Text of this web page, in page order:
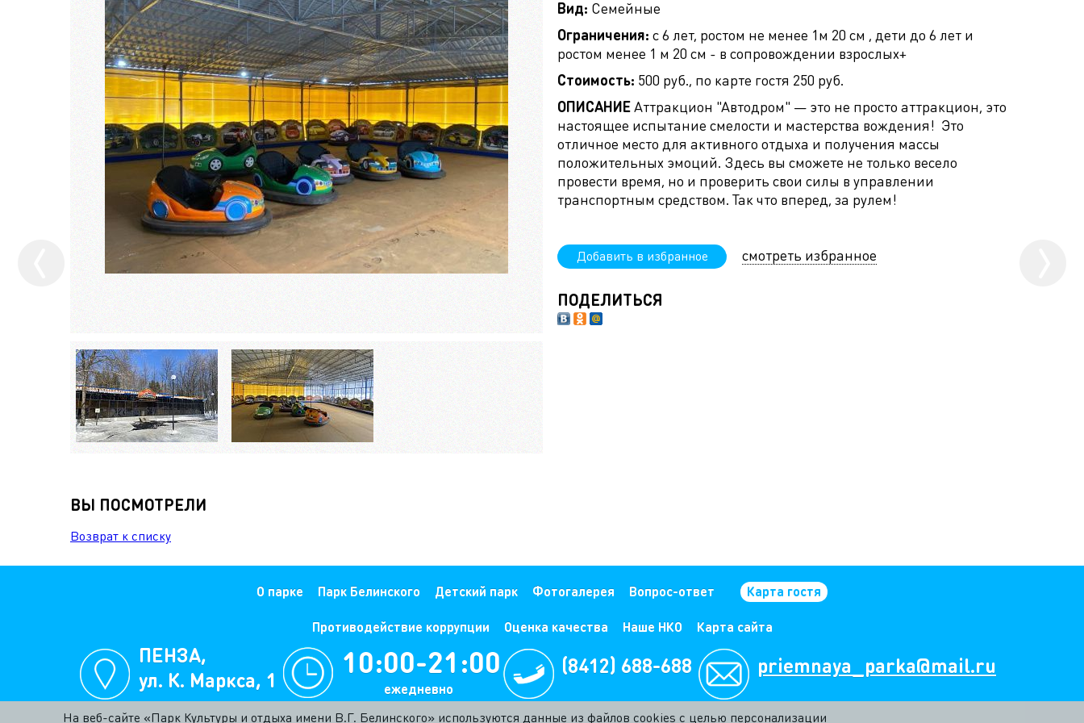
Вид: Семейные
Ограничения: с 6 лет, ростом не менее 1м 20 см , дети до 6 лет и
ростом менее 1 м 20 см - в сопровождении взрослых+
Стоимость: 500 руб., по карте гостя 250 руб.
ОПИСАНИЕАттракцион "Автодром" — это не просто аттракцион, это
настоящее испытание смелости и мастерства вождения! Это
отличное место для активного отдыха и получения массы
положительных эмоций. Здесь вы сможете не только весело
провести время, но и проверить свои силы в управлении
транспортным средством. Так что вперед, за рулем!
Добавить в избранное смотреть избранное
ПОДЕЛИТЬСЯ
ВЫ ПОСМОТРЕЛИ
Возврат к списку
О парке Парк Белинского Детский парк Фотогалерея Вопрос-ответ Карта гостя
Противодействие коррупции Оценка качества Наше НКО Карта сайта
ПЕНЗА,
ул. К. Маркса, 1
10:00-21:00
ежедневно
(8412) 688-688 priemnaya_parka@mail.ru
На веб-сайте «Парк Культуры и отдыха имени В.Г. Белинского» используются данные из файлов cookies с целью персонализации